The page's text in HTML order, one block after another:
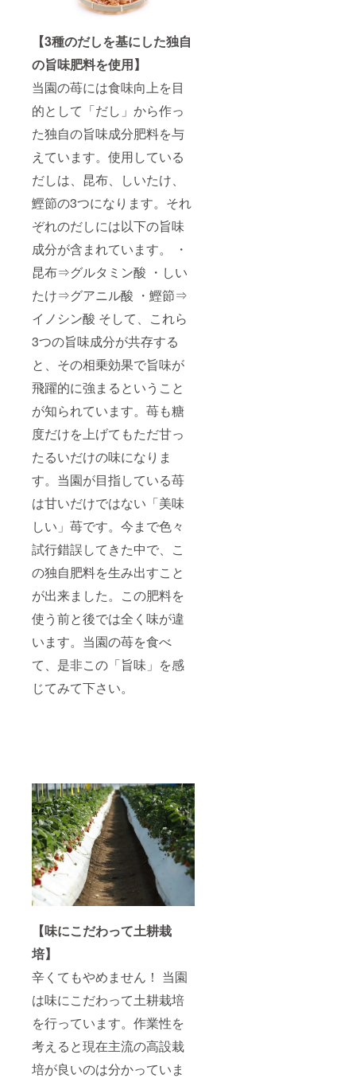
【3種のだしを基にした独自
の旨味肥料を使用】
当園の苺には食味向上を目
的として「だし」から作っ
た独自の旨味成分肥料を与
えています。使用している
だしは、昆布、しいたけ、
鰹節の3つになります。それ
ぞれのだしには以下の旨味
成分が含まれています。 ・
昆布⇒グルタミン酸 ・しい
たけ⇒グアニル酸 ・鰹節⇒
イノシン酸 そして、これら
3つの旨味成分が共存する
と、その相乗効果で旨味が
飛躍的に強まるということ
が知られています。苺も糖
度だけを上げてもただ甘っ
たるいだけの味になりま
す。当園が目指している苺
は甘いだけではない「美味
しい」苺です。今まで色々
試行錯誤してきた中で、こ
の独自肥料を生み出すこと
が出来ました。この肥料を
使う前と後では全く味が違
います。当園の苺を食べ
て、是非この「旨味」を感
じてみて下さい。
【味にこだわって土耕栽
培】
辛くてもやめません！ 当園
は味にこだわって土耕栽培
を行っています。作業性を
考えると現在主流の高設栽
培が良いのは分かっていま